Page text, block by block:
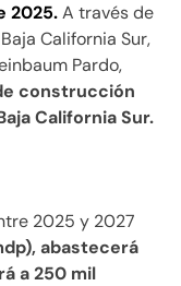
2025.A través de
California Sur,
Pardo,
construcción
California Sur.
2025 y 2027
abastecerá
a 250 mil